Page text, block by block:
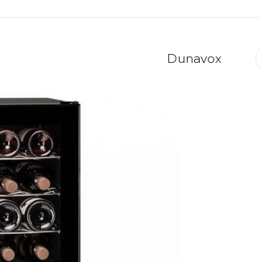
Dunavox